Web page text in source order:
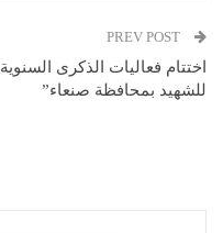
اختتام فعاليات الذكرى السنوية
للشهيد بمحافظة صنعاء”